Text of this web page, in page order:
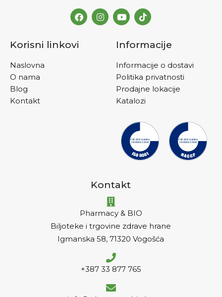
Korisni linkovi
Naslovna
O nama
Blog
Kontakt
Informacije
Informacije o dostavi
Politika privatnosti
Prodajne lokacije
Katalozi
Kontakt
Pharmacy & BIO
Biljoteke i trgovine zdrave hrane
Igmanska 58, 71320 Vogošća
+387 33 877 765